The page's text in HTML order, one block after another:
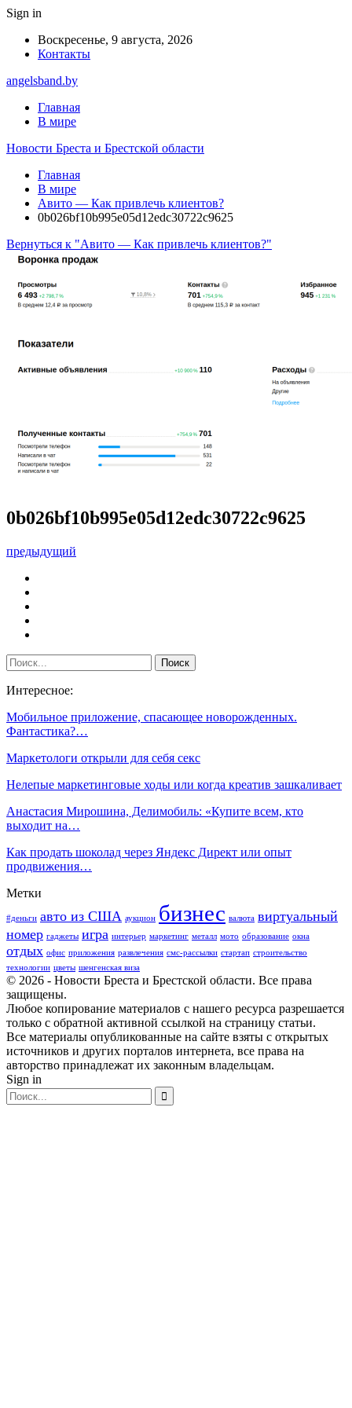
Sign in
Воскресенье, 9 августа, 2026
Контакты
angelsband.by
Главная
В мире
Новости Бреста и Брестской области
Главная
В мире
Авито — Как привлечь клиентов?
0b026bf10b995e05d12edc30722c9625
Вернуться к "Авито — Как привлечь клиентов?"
0b026bf10b995e05d12edc30722c9625
предыдущий
Интересное:
Мобильное приложение, спасающее новорожденных.
Фантастика?…
Маркетологи открыли для себя секс
Нелепые маркетинговые ходы или когда креатив зашкаливает
Анастасия Мирошина, Делимобиль: «Купите всем, кто
выходит на…
Как продать шоколад через Яндекс Директ или опыт
продвижения…
Метки
#деньги авто из США аукцион бизнес валюта виртуальный
номер гаджеты игра интерьер маркетинг металл мото образование окна
отдых офис приложения развлечения смс-рассылки стартап строительство
технологии цветы шенгенская виза
© 2026 - Новости Бреста и Брестской области. Все права
защищены.
Любое копирование материалов с нашего ресурса разрешается
только с обратной активной ссылкой на страницу статьи.
Все материалы опубликованные на сайте взяты с открытых
источников и других порталов интернета, все права на
авторство принадлежат их законным владельцам.
Sign in